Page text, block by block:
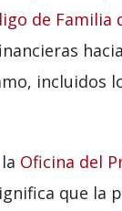
de Familia
incluidos
Oficina del
que la